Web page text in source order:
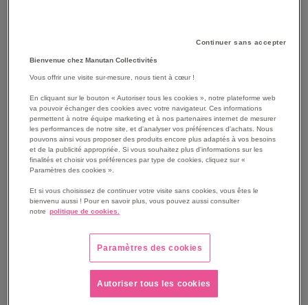
Aspirateur poussière S10
LIGHT
149,00 €
178,80 € TTC
Lot de 10 bonnettes tissu
pour Vaporetto MV Polti
44,50 €
AUX
Continuer sans accepter
Bienvenue chez Manutan Collectivités
Vous offrir une visite sur-mesure, nous tient à cœur !
En cliquant sur le bouton « Autoriser tous les cookies », notre plateforme web
va pouvoir échanger des cookies avec votre navigateur. Ces informations
permettent à notre équipe marketing et à nos partenaires internet de mesurer
les performances de notre site, et d'analyser vos préférences d'achats. Nous
pouvons ainsi vous proposer des produits encore plus adaptés à vos besoins
et de la publicité appropriée. Si vous souhaitez plus d'informations sur les
finalités et choisir vos préférences par type de cookies, cliquez sur «
Paramètres des cookies ».
Et si vous choisissez de continuer votre visite sans cookies, vous êtes le
bienvenu aussi ! Pour en savoir plus, vous pouvez aussi consulter
notre politique de cookies.
Paramètres des cookies
Autoriser tous les cookies